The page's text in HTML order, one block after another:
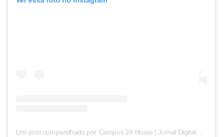
Um post compartilhado por Campos 24 Horas | Jornal Digital (@campos24horas_oficial)